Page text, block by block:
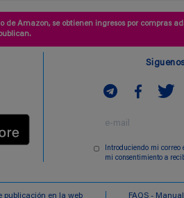
Amazon, se obtienen ingresos por compras
Introduciendo mi correo
mi consentimiento a
publicación en la web FAQS -